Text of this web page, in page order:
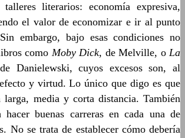
literarios: economía expresiva,
el valor de economizar e ir al punto
embargo, bajo esas condiciones no
como Moby Dick, de Melville, oLa
Danielewski, cuyos excesos son, al
y virtud. Lo único que digo es que
larga, media y corta distancia. También
hacer buenas carreras en cada una de
No se trata de establecer cómo debería